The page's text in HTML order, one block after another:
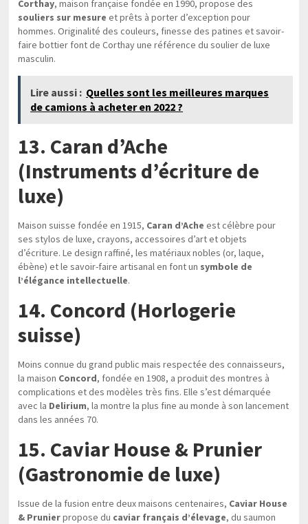
Corthay, maison française fondée en 1990, propose des
souliers sur mesure et prêts à porter d’exception pour
hommes. Originalité des couleurs, finesse des patines et savoir-
faire bottier font de Corthay une référence du soulier de luxe
masculin.
Lire aussi : Quelles sont les meilleures marques
de camions à acheter en 2022 ?
13. Caran d’Ache
(Instruments d’écriture de
luxe)
Maison suisse fondée en 1915, Caran d’Ache est célèbre pour
ses stylos de luxe, crayons, accessoires d’art et objets
d’écriture. Le design raffiné, les matériaux nobles (or, laque,
ébène) et le savoir-faire artisanal en font un symbole de
l’élégance intellectuelle.
14. Concord (Horlogerie
suisse)
Moins connue du grand public mais respectée des connaisseurs,
la maison Concord, fondée en 1908, a produit des montres à
complications et des modèles très fins. Elle s’est démarquée
avec la Delirium, la montre la plus fine au monde à son lancement
dans les années 70.
15. Caviar House & Prunier
(Gastronomie de luxe)
Issue de la fusion entre deux maisons centenaires, Caviar House
& Prunierpropose du caviar français d’élevage, du saumon